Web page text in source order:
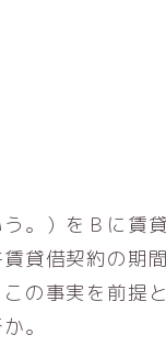
。）をＢに賃
貸借契約の期
の事実を前提
。